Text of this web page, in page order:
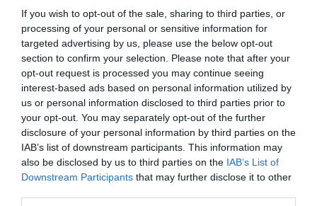
If you wish to opt-out of the sale, sharing to third parties, or
processing of your personal or sensitive information for
targeted advertising by us, please use the below opt-out
section to confirm your selection. Please note that after your
opt-out request is processed you may continue seeing
interest-based ads based on personal information utilized by
us or personal information disclosed to third parties prior to
your opt-out. You may separately opt-out of the further
disclosure of your personal information by third parties on the
IAB’s list of downstream participants. This information may
also be disclosed by us to third parties on the IAB’s List of
Downstream Participants that may further disclose it to other
Μαργκερίτ
Ντυράς σε
σκηνοθεσία
Νίκου Διαμαντή
στο Θέατρο
Σημείο
ΒΙΒΛΙΟ / ΝΕΕΣ ΕΚΔΟΣΕΙΣ
«Ισλαχανέ – Ένας
τόπος
συνάντησης
πολιτισμών»: Το